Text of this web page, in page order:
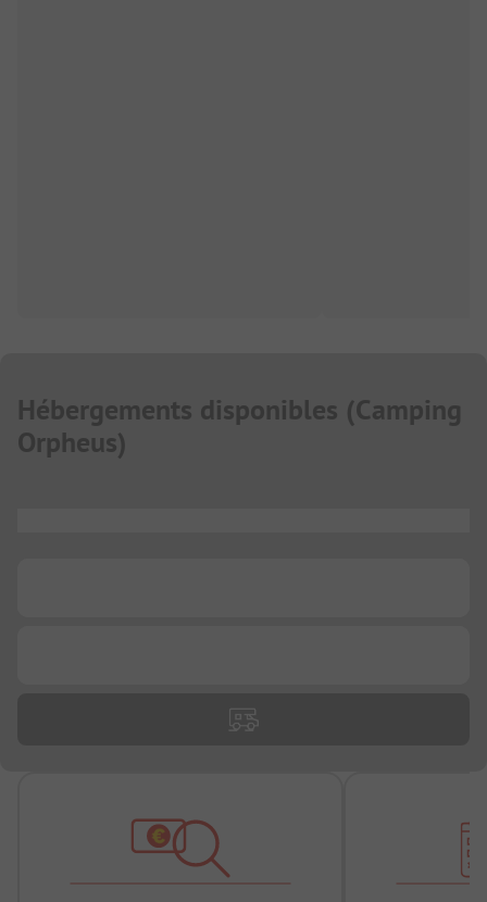
Hébergements disponibles (Camping
Orpheus)